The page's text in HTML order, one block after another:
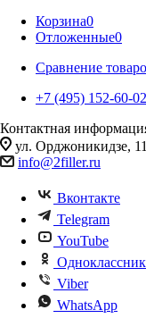
Корзина0
Отложенные0
Сравнение
+7 (495) 152-60-02
Контактная
ул. Орджоникидзе,
info@2filler.ru
Вконтакте
Telegram
YouTube
Viber
WhatsApp